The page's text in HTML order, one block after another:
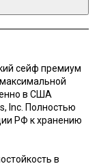
сейф премиум
в США
Inc. Полностью
РФ к хранению
в